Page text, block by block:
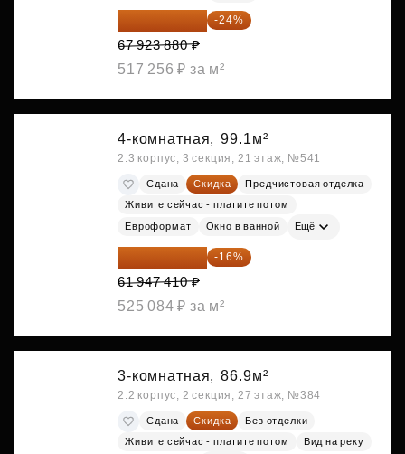
51 622 149 ₽ -24%
67 923 880 ₽
517 256 ₽ за м²
4-комнатная, 99.1м²
2.3 корпус, 3 секция, 21 этаж, №541
Сдана Скидка
Предчистовая отделка
Живите сейчас - платите потом
Евроформат Окно в ванной Ещё
52 035 824 ₽ -16%
61 947 410 ₽
525 084 ₽ за м²
3-комнатная, 86.9м²
2.2 корпус, 2 секция, 27 этаж, №384
Сдана Скидка
Без отделки
Живите сейчас - платите потом
Вид на реку